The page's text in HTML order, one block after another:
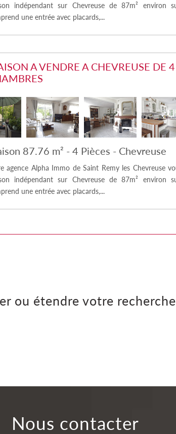
indépendant sur Chevreuse de 87m² environ
une entrée avec placards,...
A VENDRE A CHEVREUSE DE
87.76 m² - 4 Pièces - Chevreuse
agence Alpha Immo de Saint Remy les Chevreuse
indépendant sur Chevreuse de 87m² environ
une entrée avec placards,...
ou étendre votre recherche
Nous contacter